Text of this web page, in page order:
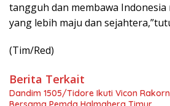
tangguh dan membawa Indonesia
yang lebih maju dan
(Tim/Red)
Berita Terkait
Dandim 1505/Tidore Ikuti Vicon